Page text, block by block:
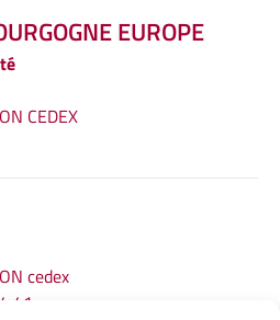
EUROPE
CEDEX
cedex
41